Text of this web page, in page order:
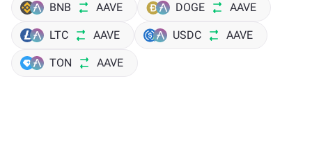
BNB AAVE DOGE AAVE
LTC AAVE USDC AAVE
TON AAVE